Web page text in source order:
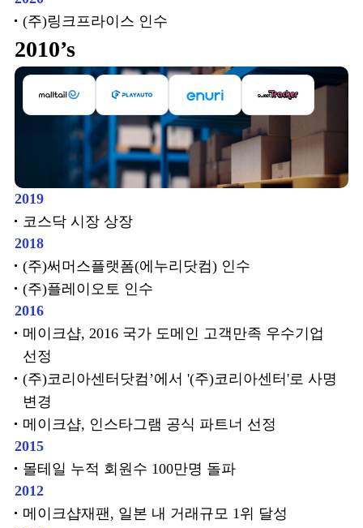
(주)링크프라이스 인수
2010’s
2019
코스닥 시장 상장
2018
(주)써머스플랫폼(에누리닷컴) 인수
(주)플레이오토 인수
2016
메이크샵, 2016 국가 도메인 고객만족 우수기업
선정
(주)코리아센터닷컴’에서 '(주)코리아센터'로 사명
변경
메이크샵, 인스타그램 공식 파트너 선정
2015
몰테일 누적 회원수 100만명 돌파
2012
메이크샵재팬, 일본 내 거래규모 1위 달성